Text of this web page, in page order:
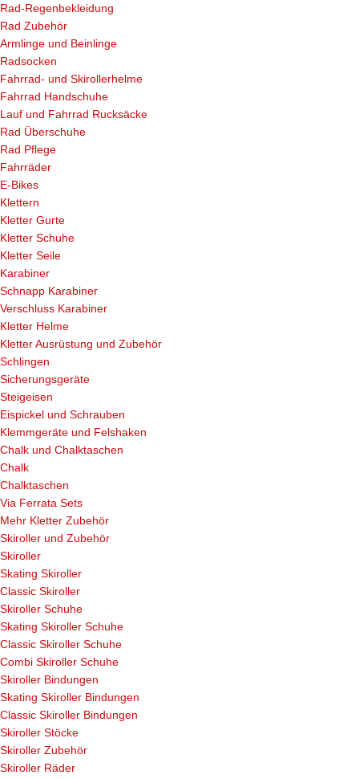
Rad-Regenbekleidung
Rad Zubehör
Armlinge und Beinlinge
Radsocken
Fahrrad- und Skirollerhelme
Fahrrad Handschuhe
Lauf und Fahrrad Rucksäcke
Rad Überschuhe
Rad Pflege
Fahrräder
E-Bikes
Klettern
Kletter Gurte
Kletter Schuhe
Kletter Seile
Karabiner
Schnapp Karabiner
Verschluss Karabiner
Kletter Helme
Kletter Ausrüstung und Zubehör
Schlingen
Sicherungsgeräte
Steigeisen
Eispickel und Schrauben
Klemmgeräte und Felshaken
Chalk und Chalktaschen
Chalk
Chalktaschen
Via Ferrata Sets
Mehr Kletter Zubehör
Skiroller und Zubehör
Skiroller
Skating Skiroller
Classic Skiroller
Skiroller Schuhe
Skating Skiroller Schuhe
Classic Skiroller Schuhe
Combi Skiroller Schuhe
Skiroller Bindungen
Skating Skiroller Bindungen
Classic Skiroller Bindungen
Skiroller Stöcke
Skiroller Zubehör
Skiroller Räder